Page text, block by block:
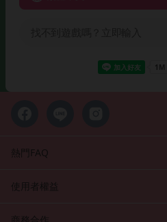
熱門FAQ
使用者權益
商務合作